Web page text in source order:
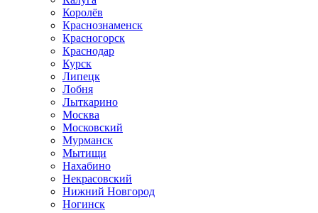
Королёв
Краснознаменск
Красногорск
Краснодар
Курск
Липецк
Лобня
Лыткарино
Москва
Московский
Мурманск
Мытищи
Нахабино
Некрасовский
Нижний Новгород
Ногинск